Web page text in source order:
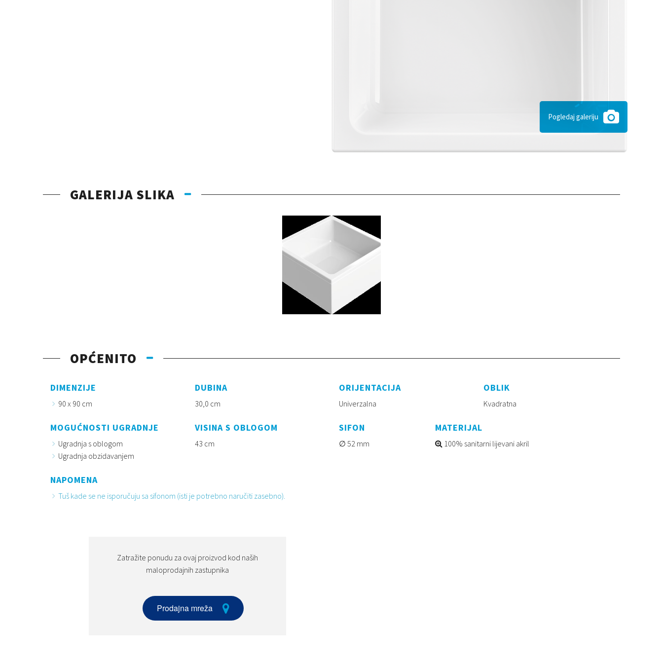
Pogledaj galeriju
GALERIJA SLIKA
OPĆENITO
DIMENZIJE
90 x 90 cm
DUBINA
30,0 cm
ORIJENTACIJA
Univerzalna
OBLIK
Kvadratna
MOGUĆNOSTI UGRADNJE
Ugradnja s oblogom
Ugradnja obzidavanjem
VISINA S OBLOGOM
43 cm
SIFON
52 mm
MATERIJAL
100% sanitarni lijevani akril
NAPOMENA
Tuš kade se ne isporučuju sa sifonom (isti je potrebno naručiti zasebno).
Zatražite ponudu za ovaj proizvod kod naših
maloprodajnih zastupnika
Prodajna mreža